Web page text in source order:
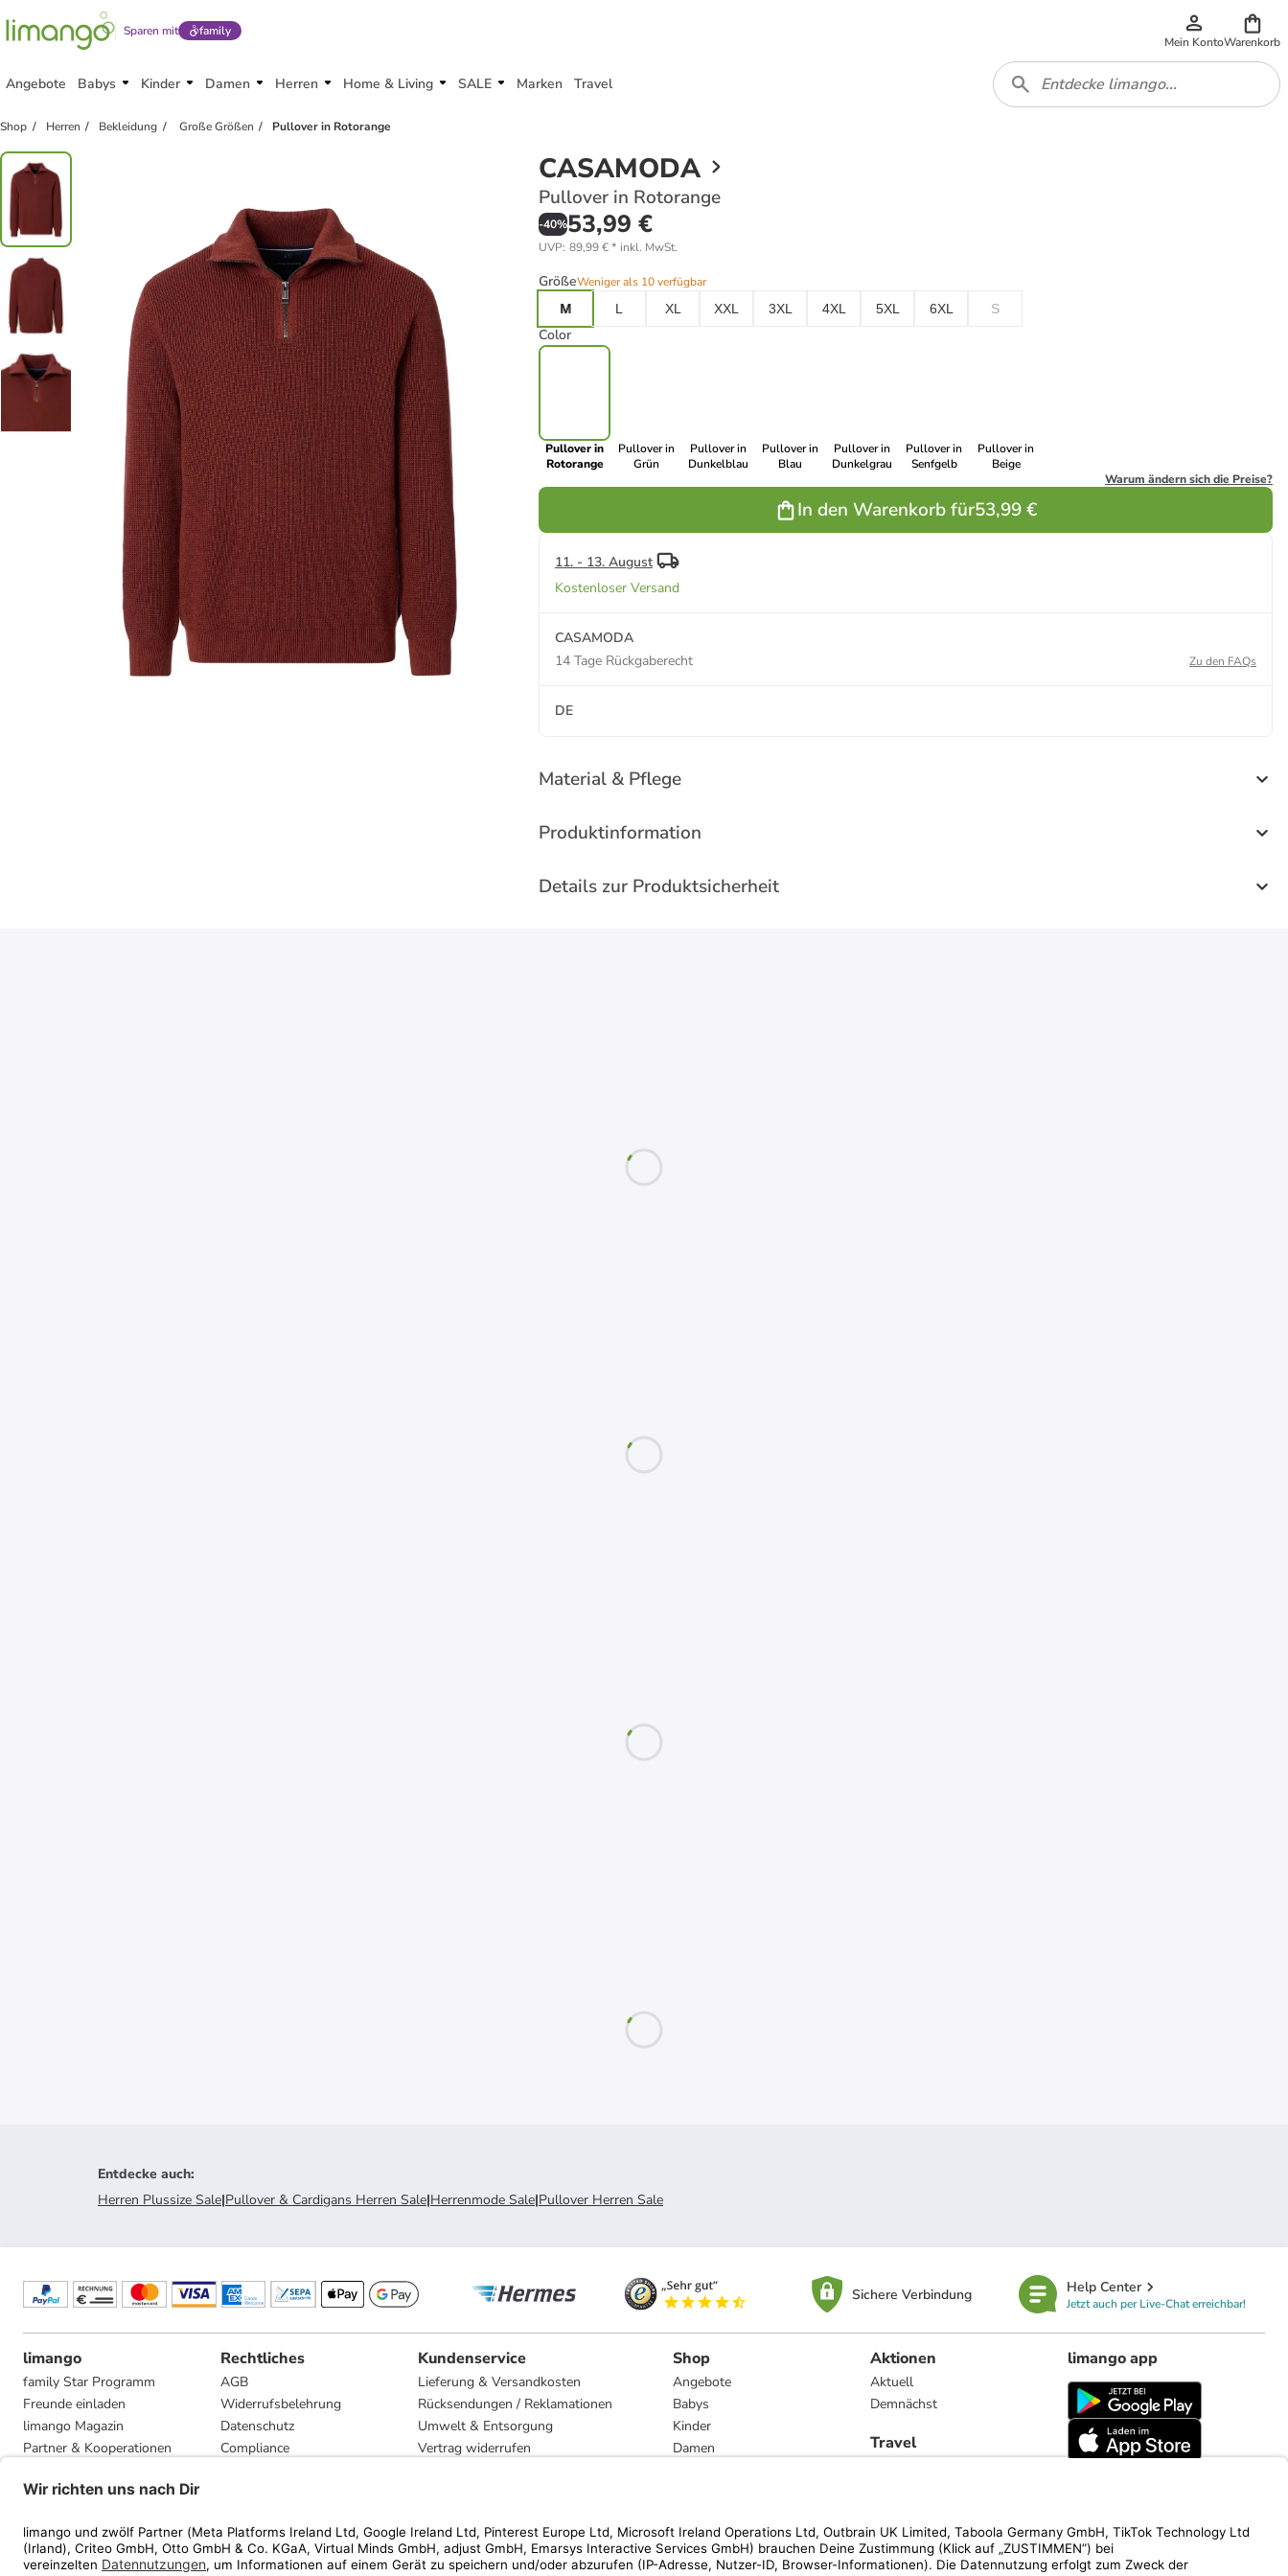
Sparen mit family
Mein KontoWarenkorb
Angebote Babys Kinder Damen Herren Home & Living SALE Marken Travel
Shop Herren Bekleidung Große Größen Pullover in Rotorange
CASAMODA
Pullover in Rotorange
-40%53,99 €
UVP: 89,99 €* inkl. MwSt.
GrößeWeniger als 10 verfügbar
M
L XL XXL 3XL 4XL 5XL 6XL S
Color
Pullover in
Rotorange
Pullover in
Grün
Pullover in
Dunkelblau
Pullover in
Blau
Pullover in
Dunkelgrau
Pullover in
Senfgelb
Pullover in
Beige
Warum ändern sich die Preise?
In den Warenkorb für53,99 €
11. - 13. August
Kostenloser Versand
CASAMODA
14 Tage Rückgaberecht
Zu den FAQs
DE
Material & Pflege
Produktinformation
Details zur Produktsicherheit
Entdecke auch:
Herren Plussize Sale|Pullover & Cardigans Herren Sale|Herrenmode Sale|Pullover Herren Sale
Sichere Verbindung Help Center
Jetzt auch per Live-Chat erreichbar!
limango
family Star Programm
Freunde einladen
limango Magazin
Partner & Kooperationen
Presse
Rechtliches
AGB
Widerrufsbelehrung
Datenschutz
Compliance
Kundenservice
Lieferung & Versandkosten
Rücksendungen / Reklamationen
Umwelt & Entsorgung
Vertrag widerrufen
Shop
Angebote
Babys
Kinder
Damen
Marken
Aktionen
Aktuell
Demnächst
Travel
limango app